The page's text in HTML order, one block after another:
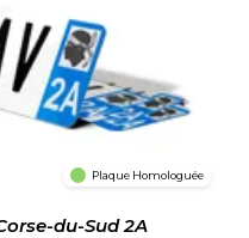
Plaque Homologuée
du-Sud 2A